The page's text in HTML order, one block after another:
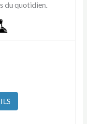
du quotidien.